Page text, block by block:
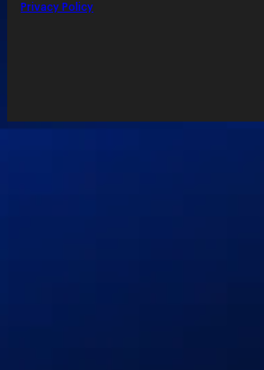
Privacy Policy